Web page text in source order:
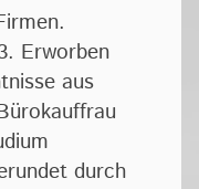
Erworben
aus
durch